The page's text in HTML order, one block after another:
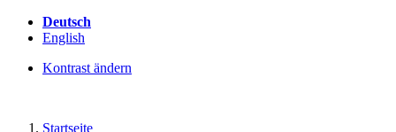
Deutsch
English
Kontrast ändern
Startseite